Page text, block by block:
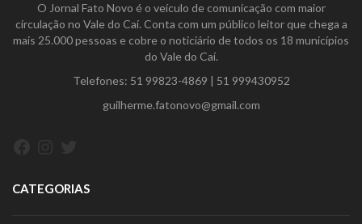
O Jornal Fato Novo é o veículo de comunicação com maior
circulação no Vale do Caí. Conta com um público leitor que chega a
mais 25.000 pessoas e cobre o noticiário de todos os 18 municípios
do Vale do Caí.
Telefones: 51 99823-4869 | 51 999430952
guilherme.fatonovo@gmail.com
CATEGORIAS